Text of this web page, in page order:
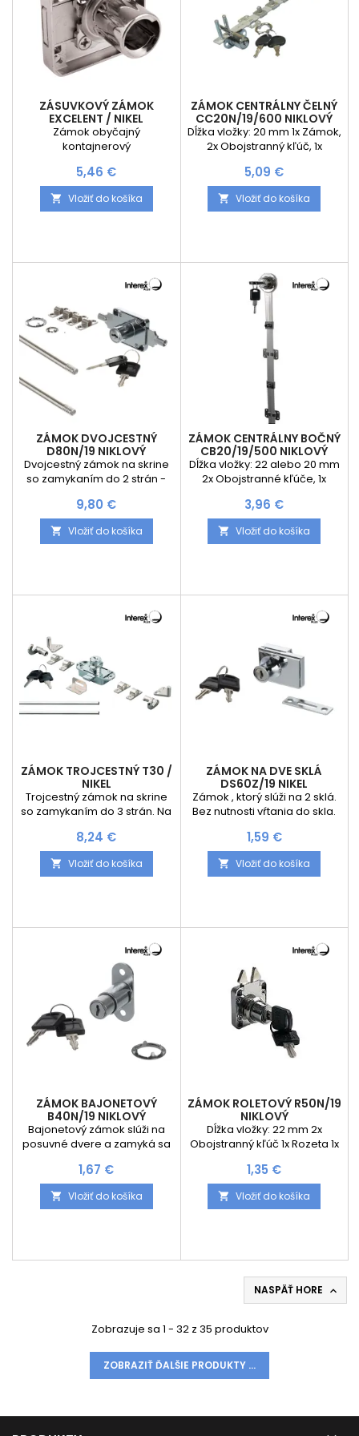
ZÁSUVKOVÝ ZÁMOK
EXCELENT / NIKEL
Zámok obyčajný
kontajnerový
Cena
5,46 €
 Vložiť do košíka
ZÁMOK CENTRÁLNY ČELNÝ
CC20N/19/600 NIKLOVÝ
Dĺžka vložky: 20 mm 1x Zámok,
2x Obojstranný kľúč, 1x
Príchytky tyče - P 20, 1x
Rozeta, 3x Nastaviteľné
blokovacie kolíky - P 21
Cena
5,09 €
 Vložiť do košíka
ZÁMOK DVOJCESTNÝ
D80N/19 NIKLOVÝ
Dvojcestný zámok na skrine
so zamykaním do 2 strán -
varianty a to podľa dĺžky
potrebnej tyče 1000 mm
alebo 1200 mm. V balení sa
Cena
9,80 €
 Vložiť do košíka
ZÁMOK CENTRÁLNY BOČNÝ
CB20/19/500 NIKLOVÝ
Dĺžka vložky: 22 alebo 20 mm
2x Obojstranné kľúče, 1x
Príchytka tyče - P 20, 1x
Rozeta, 3x Nastaviteľné
blokovacie kolíky 11 mm - P 21
Cena
3,96 €
 Vložiť do košíka
ZÁMOK TROJCESTNÝ T30 /
NIKEL
Trojcestný zámok na skrine
so zamykaním do 3 strán. Na
podľa dĺžky potrebnej tyče
1000 mm alebo 1200 mm. V
balení sa nachádzajú 2
Cena
8,24 €
 Vložiť do košíka
ZÁMOK NA DVE SKLÁ
DS60Z/19 NIKEL
Zámok , ktorý slúži na 2 sklá.
Bez nutnosti vŕtania do skla.
Cena
1,59 €
 Vložiť do košíka
ZÁMOK BAJONETOVÝ
B40N/19 NIKLOVÝ
Bajonetový zámok slúži na
posuvné dvere a zamyká sa
Cena
1,67 €
 Vložiť do košíka
ZÁMOK ROLETOVÝ R50N/19
NIKLOVÝ
Dĺžka vložky: 22 mm 2x
Obojstranný kľúč 1x Rozeta 1x
Cena
1,35 €
 Vložiť do košíka
NASPÄŤ HORE 
Zobrazuje sa 1 - 32 z 35 produktov
ZOBRAZIŤ ĎALŠIE PRODUKTY ...